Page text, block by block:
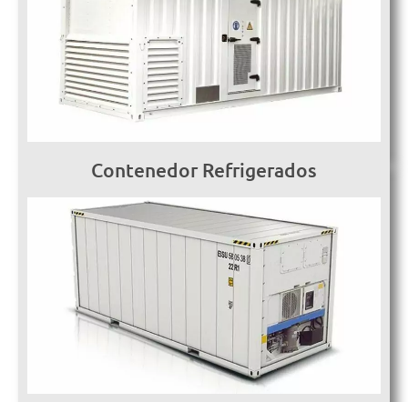
Contenedor Refrigerados